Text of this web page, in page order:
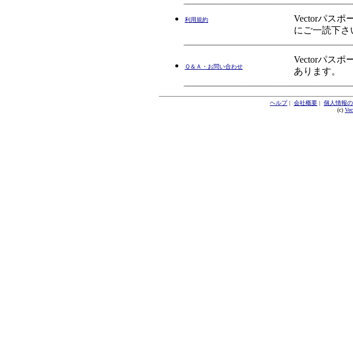
利用規約
Vectorパスポ
にご一読下さ
Ｑ＆Ａ・お問い合わせ
Vectorパスポ
あります。
ヘルプ| 会社概要 | 個人情報
(c)